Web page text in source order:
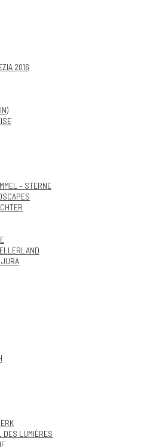
2016
– STERNE
JURA
DES LUMIÈRES